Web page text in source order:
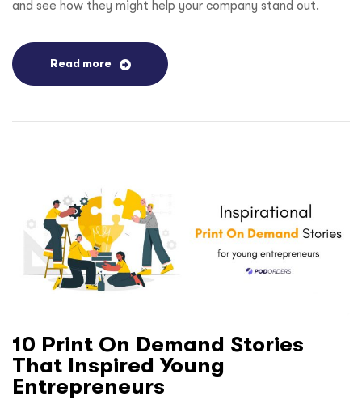
and see how they might help your company stand out.
Read more
10 Print On Demand Stories
That Inspired Young
Entrepreneurs